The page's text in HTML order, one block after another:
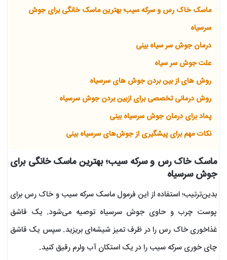
ماسک خاک رس و سرکه سیب؛ بهترین ماسک خانگی برای جوش
سرسیاه
درمان جوش سر سیاه بینی
علت جوش سر سیاه
روش‌ های از بین بردن جوش های سرسیاه
روش درمانی تخصصی برای ازبین بردن جوش سرسیاه
پماد برای درمان جوش سرسیاه بینی
نکات مهم برای پیشگیری از جوش‌های سرسیاه بینی
ماسک خاک رس و سرکه سیب؛ بهترین ماسک خانگی برای
جوش سرسیاه
بدین‌ترتیب؛ استفاده از این فرمول ماسک سرکه سیب و خاک رس برای
پوست چرب و حاوی جوش سرسیاه توصیه می‌شود. یک قاشق
غذاخوری خاک رس را در ظرف تمیز شیشه‌ای بریزید. سپس یک قاشق
چای خوری سرکه سیب را در یک استکان آب ولرم رقیق کنید.